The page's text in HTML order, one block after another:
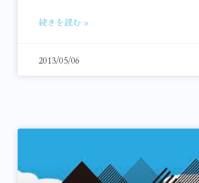
続きを読む »
2013/05/06